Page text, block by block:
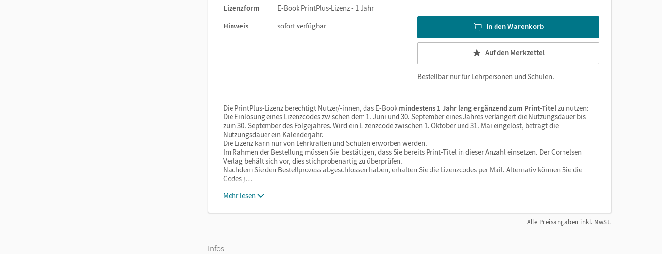
Lizenzform
E-Book PrintPlus-Lizenz - 1 Jahr
Hinweis
sofort verfügbar In den Warenkorb
Auf den Merkzettel
Bestellbar nur fürLehrpersonen und Schulen.
Die PrintPlus-Lizenz berechtigt Nutzer/-innen, das E-Book mindestens 1 Jahr lang ergänzend zum Print-Titelzu nutzen:
Die Einlösung eines Lizenzcodes zwischen dem 1. Juni und 30. September eines Jahres verlängert die Nutzungsdauer bis
zum 30. September des Folgejahres. Wird ein Lizenzcode zwischen 1. Oktober und 31. Mai eingelöst, beträgt die
Nutzungsdauer ein Kalenderjahr.
Die Lizenz kann nur von Lehrkräften und Schulen erworben werden.
Im Rahmen der Bestellung müssen Sie bestätigen, dass Sie bereits Print-Titel in dieser Anzahl einsetzen. Der Cornelsen
Verlag behält sich vor, dies stichprobenartig zu überprüfen.
Nachdem Sie den Bestellprozess abgeschlossen haben, erhalten Sie die Lizenzcodes per Mail. Alternativ können Sie die
Codes j…
Mehr lesen
Alle Preisangaben inkl. MwSt.
Infos